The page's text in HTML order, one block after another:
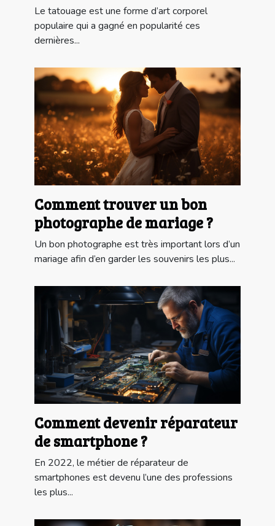
Le tatouage est une forme d’art corporel
populaire qui a gagné en popularité ces
dernières...
Comment trouver un bon
photographe de mariage ?
Un bon photographe est très important lors d’un
mariage afin d’en garder les souvenirs les plus...
Comment devenir réparateur
de smartphone ?
En 2022, le métier de réparateur de
smartphones est devenu l’une des professions
les plus...